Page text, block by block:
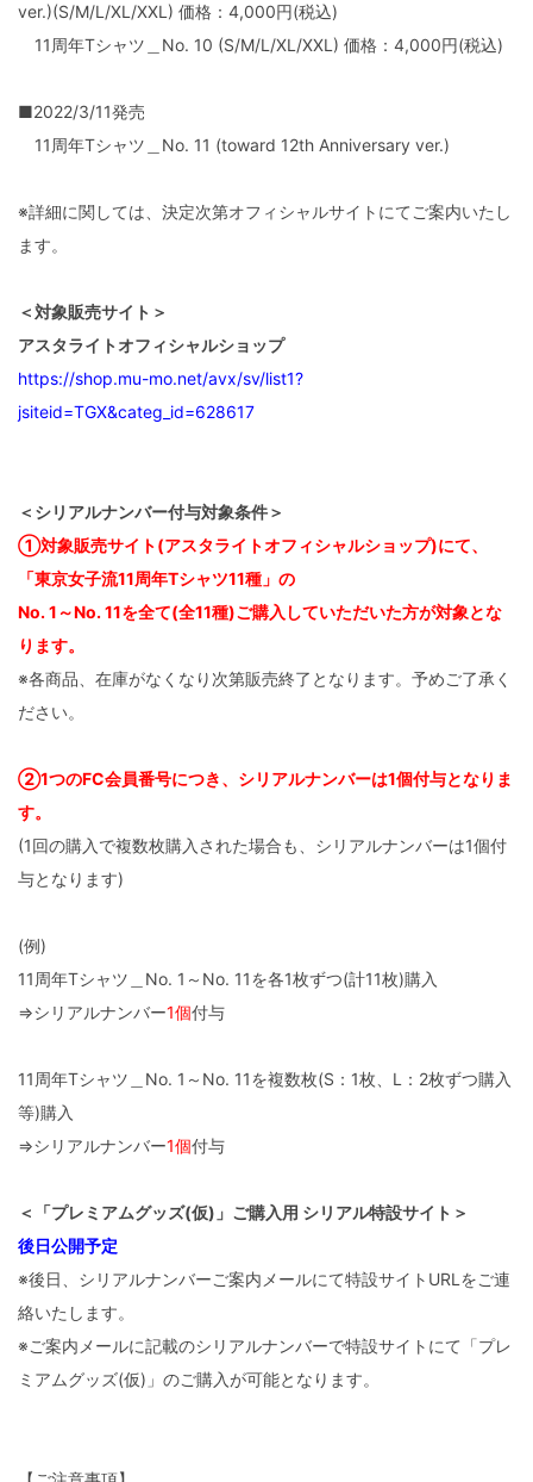
ver.)(S/M/L/XL/XXL) 価格：4,000円(税込)
11周年Tシャツ＿No. 10 (S/M/L/XL/XXL) 価格：4,000円(税込)
■2022/3/11発売
11周年Tシャツ＿No. 11 (toward 12th Anniversary ver.)
※詳細に関しては、決定次第オフィシャルサイトにてご案内いたし
ます。
＜対象販売サイト＞
アスタライトオフィシャルショップ
https://shop.mu-mo.net/avx/sv/list1?
jsiteid=TGX&categ_id=628617
＜シリアルナンバー付与対象条件＞
①対象販売サイト(アスタライトオフィシャルショップ)にて、
「東京女子流11周年Tシャツ11種」の
No. 1～No. 11を全て(全11種)ご購入していただいた方が対象とな
ります。
※各商品、在庫がなくなり次第販売終了となります。予めご了承く
ださい。
②1つのFC会員番号につき、シリアルナンバーは1個付与となりま
す。
(1回の購入で複数枚購入された場合も、シリアルナンバーは1個付
与となります)
(例)
11周年Tシャツ＿No. 1～No. 11を各1枚ずつ(計11枚)購入
⇒シリアルナンバー1個付与
11周年Tシャツ＿No. 1～No. 11を複数枚(S：1枚、L：2枚ずつ購入
等)購入
⇒シリアルナンバー1個付与
＜「プレミアムグッズ(仮)」ご購入用 シリアル特設サイト＞
後日公開予定
※後日、シリアルナンバーご案内メールにて特設サイトURLをご連
絡いたします。
※ご案内メールに記載のシリアルナンバーで特設サイトにて「プレ
ミアムグッズ(仮)」のご購入が可能となります。